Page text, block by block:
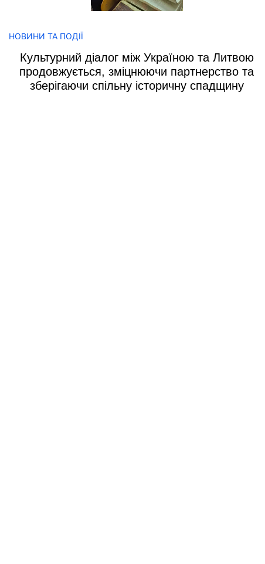
НОВИНИ ТА ПОДІЇ
Культурний діалог між Україною та Литвою
продовжується, зміцнюючи партнерство та
зберігаючи спільну історичну спадщину